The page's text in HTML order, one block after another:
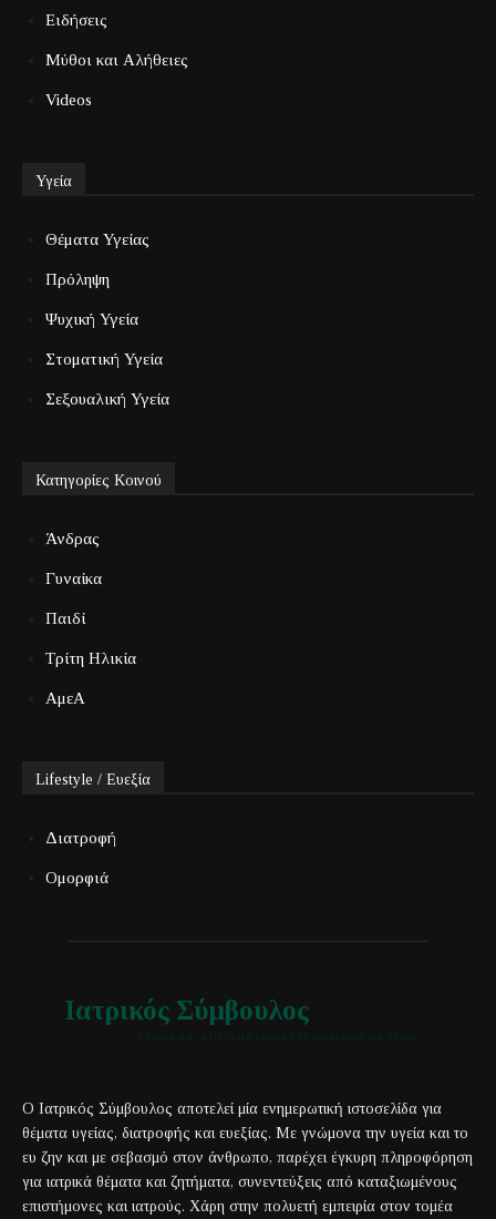
Ειδήσεις
Μύθοι και Αλήθειες
Videos
Υγεία
Θέματα Υγείας
Πρόληψη
Ψυχική Υγεία
Στοματική Υγεία
Σεξουαλική Υγεία
Κατηγορίες Κοινού
Άνδρας
Γυναίκα
Παιδί
Τρίτη Ηλικία
ΑμεΑ
Lifestyle / Ευεξία
Διατροφή
Ομορφιά
Ιατρικός Σύμβουλος
Ο Ιατρικός Σύμβουλος αποτελεί μία ενημερωτική ιστοσελίδα για
θέματα υγείας, διατροφής και ευεξίας. Με γνώμονα την υγεία και το
ευ ζην και με σεβασμό στον άνθρωπο, παρέχει έγκυρη πληροφόρηση
για ιατρικά θέματα και ζητήματα, συνεντεύξεις από καταξιωμένους
επιστήμονες και ιατρούς. Χάρη στην πολυετή εμπειρία στον τομέα